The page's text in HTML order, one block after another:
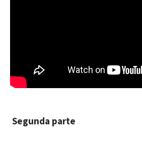
Segunda parte